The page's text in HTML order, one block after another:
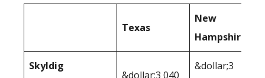
Texas
New
Hampshire
Skyldig
&dollar;3 040
&dollar;3